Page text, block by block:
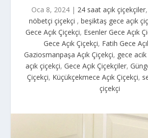
Oca 8, 2024| 24 saat açık çiçekçiler,
nöbetçi çiçekçi , beşiktaş gece açık
Gece Açık Çiçekçi, Esenler Gece Açık
Gece Açık Çiçekçi, Fatih Gece
Gaziosmanpaşa Açık Çiçekçi, gece
açık çiçekçi, Gece Açık Çiçekçiler,
Çiçekçi, Küçükçekmece Açık Çiçekçi,
çiçekçi